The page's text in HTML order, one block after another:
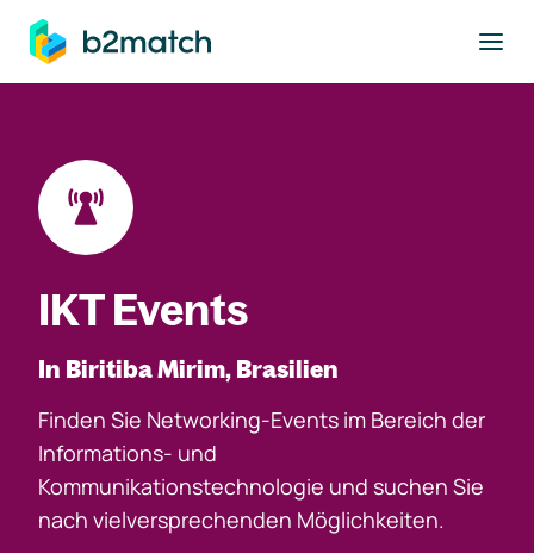
springen
IKT Events
In Biritiba Mirim, Brasilien
Finden Sie Networking-Events im Bereich der
Informations- und
Kommunikationstechnologie und suchen Sie
nach vielversprechenden Möglichkeiten.